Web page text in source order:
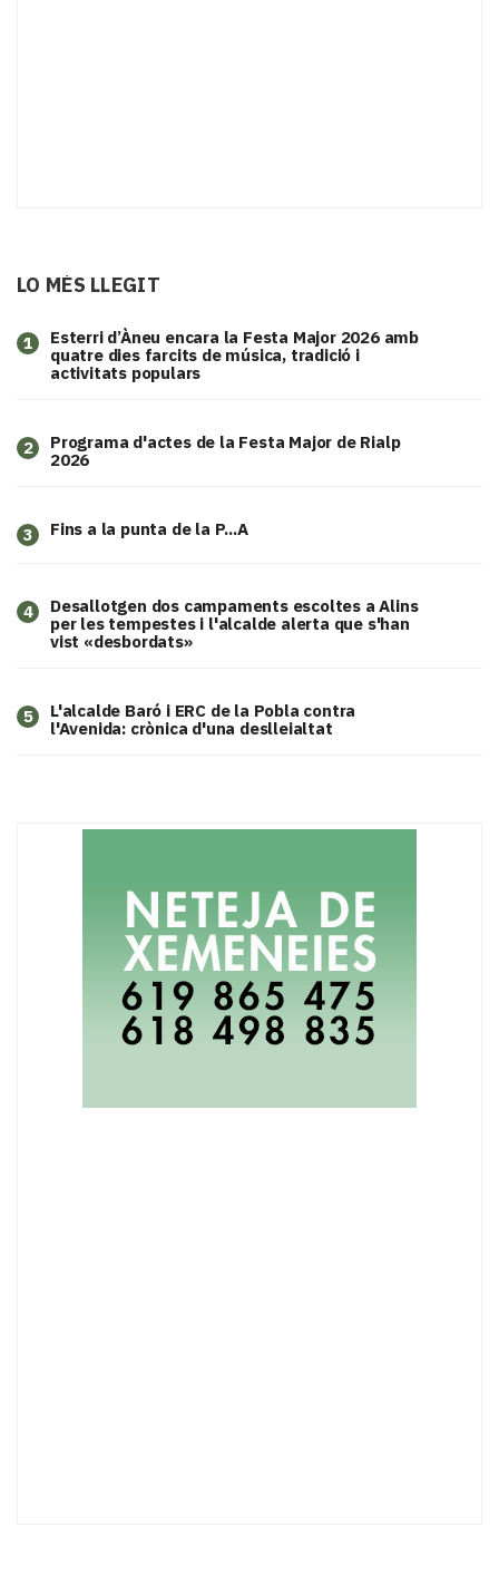
LO MÉS LLEGIT
1
Esterri d’Àneu encara la Festa Major 2026 amb
quatre dies farcits de música, tradició i
activitats populars
2
Programa d'actes de la Festa Major de Rialp
2026
3 Fins a la punta de la P...A
4
​Desallotgen dos campaments escoltes a Alins
per les tempestes i l'alcalde alerta que s'han
vist «desbordats»
5
L'alcalde Baró i ERC de la Pobla contra
l'Avenida: crònica d'una deslleialtat